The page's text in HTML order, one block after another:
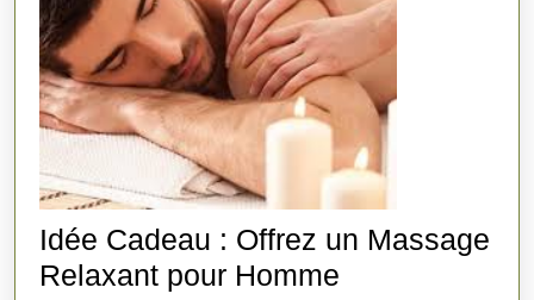
Idée Cadeau : Offrez un Massage
Relaxant pour Homme